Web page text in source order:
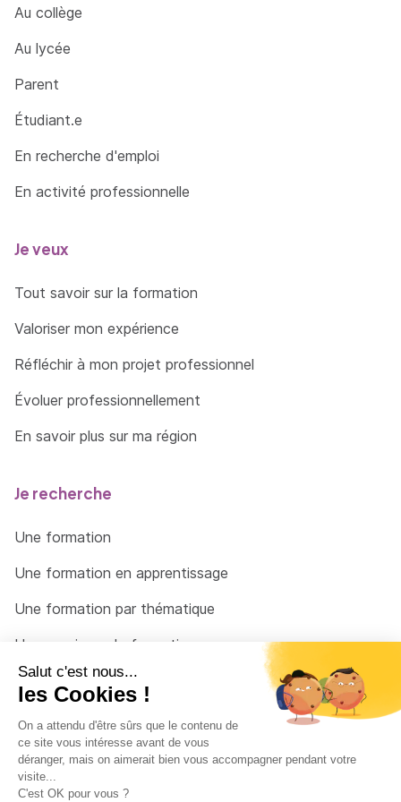
Au collège
Au lycée
Parent
Étudiant.e
En recherche d'emploi
En activité professionnelle
Je veux
Tout savoir sur la formation
Valoriser mon expérience
Réfléchir à mon projet professionnel
Évoluer professionnellement
En savoir plus sur ma région
Je recherche
Une formation
Une formation en apprentissage
Une formation par thématique
Un organisme de formation
Un conseiller